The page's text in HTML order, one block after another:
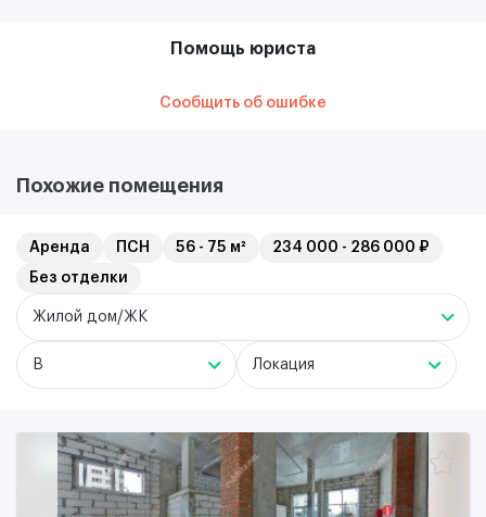
Помощь юриста
Сообщить об ошибке
Похожие помещения
Аренда ПСН 56 - 75 м²
234 000 - 286 000 ₽
Без отделки
Жилой дом/ЖК
B Локация